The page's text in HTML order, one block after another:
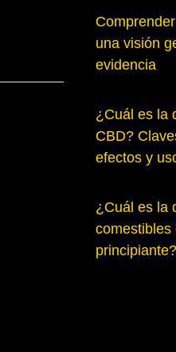
una visión
evidencia
¿Cuál es la
CBD?
efectos y
¿Cuál es la
comestibles
principiante?